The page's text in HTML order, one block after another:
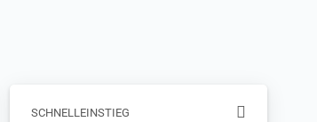
SCHNELLEINSTIEG